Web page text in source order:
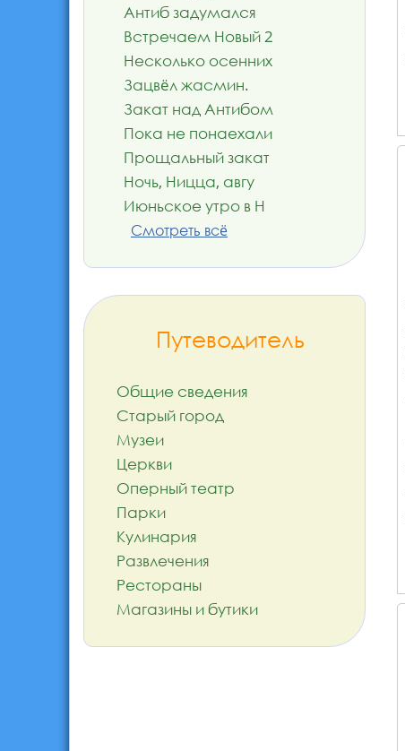
Антиб задумался
Встречаем Новый 2
Несколько осенних
Зацвёл жасмин.
Закат над Антибом
Пока не понаехали
Прощальный закат
Ночь, Ницца, авгу
Июньское утро в Н
Смотреть всё
Путеводитель
Общие сведения
Старый город
Музеи
Церкви
Оперный театр
Парки
Кулинария
Развлечения
Рестораны
Магазины и бутики